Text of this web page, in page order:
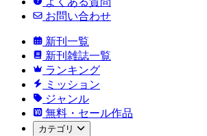
お問い合わせ
新刊一覧
新刊雑誌一覧
ランキング
ミッション
ジャンル
無料・セール作品
カテゴリ